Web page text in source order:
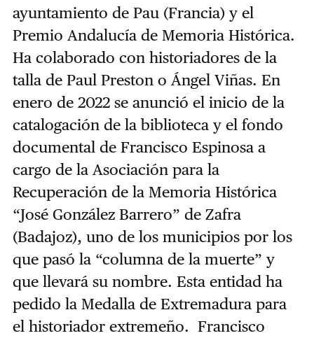
ayuntamiento de Pau (Francia) y el
Premio Andalucía de Memoria Histórica.
Ha colaborado con historiadores de la
talla de Paul Preston o Ángel Viñas. En
enero de 2022 se anunció el inicio de la
catalogación de la biblioteca y el fondo
documental de Francisco Espinosa a
cargo de la Asociación para la
Recuperación de la Memoria Histórica
“José González Barrero” de Zafra
(Badajoz), uno de los municipios por los
que pasó la “columna de la muerte” y
que llevará su nombre. Esta entidad ha
pedido la Medalla de Extremadura para
el historiador extremeño. Francisco